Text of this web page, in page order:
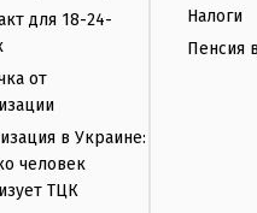
для 18-24-
от
в Украине:
человек
ТЦК
Налоги
Пенсия